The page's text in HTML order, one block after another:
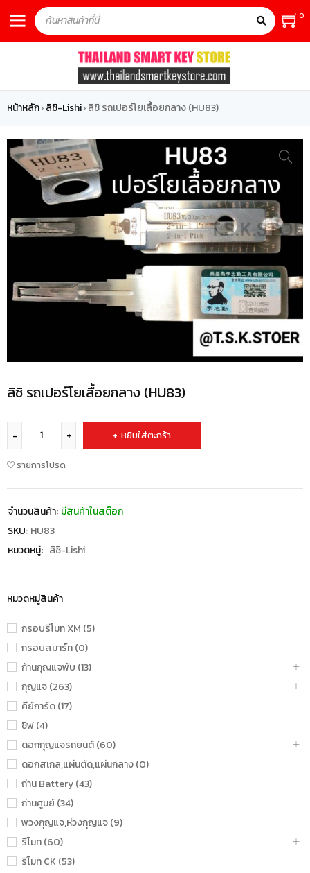
0
หน้าหลัก› ลิชิ-Lishi› ลิชิ รถเปอร์โยเลื้อยกลาง (HU83)
หมวดหมู่สินค้า
กรอบรีโมท XM (5)
กรอบสมาร์ท (0)
ก้านกุญแจพับ (13)
กุญแจ (263)
คีย์การ์ด (17)
ชิฟ (4)
ดอกกุญแจรถยนต์ (60)
ดอกสเกล,แผ่นตัด,แผ่นกลาง (0)
ถ่าน Battery (43)
ถ่านศูนย์ (34)
พวงกุญแจ,ห่วงกุญแจ (9)
รีโมท (60)
รีโมท CK (53)
ลิชิ รถเปอร์โยเลื้อยกลาง (HU83)
หยิบใส่ตะกร้า
รายการโปรด
จำนวนสินค้า: มีสินค้าในสต๊อก
SKU: HU83
หมวดหมู่: ลิชิ-Lishi